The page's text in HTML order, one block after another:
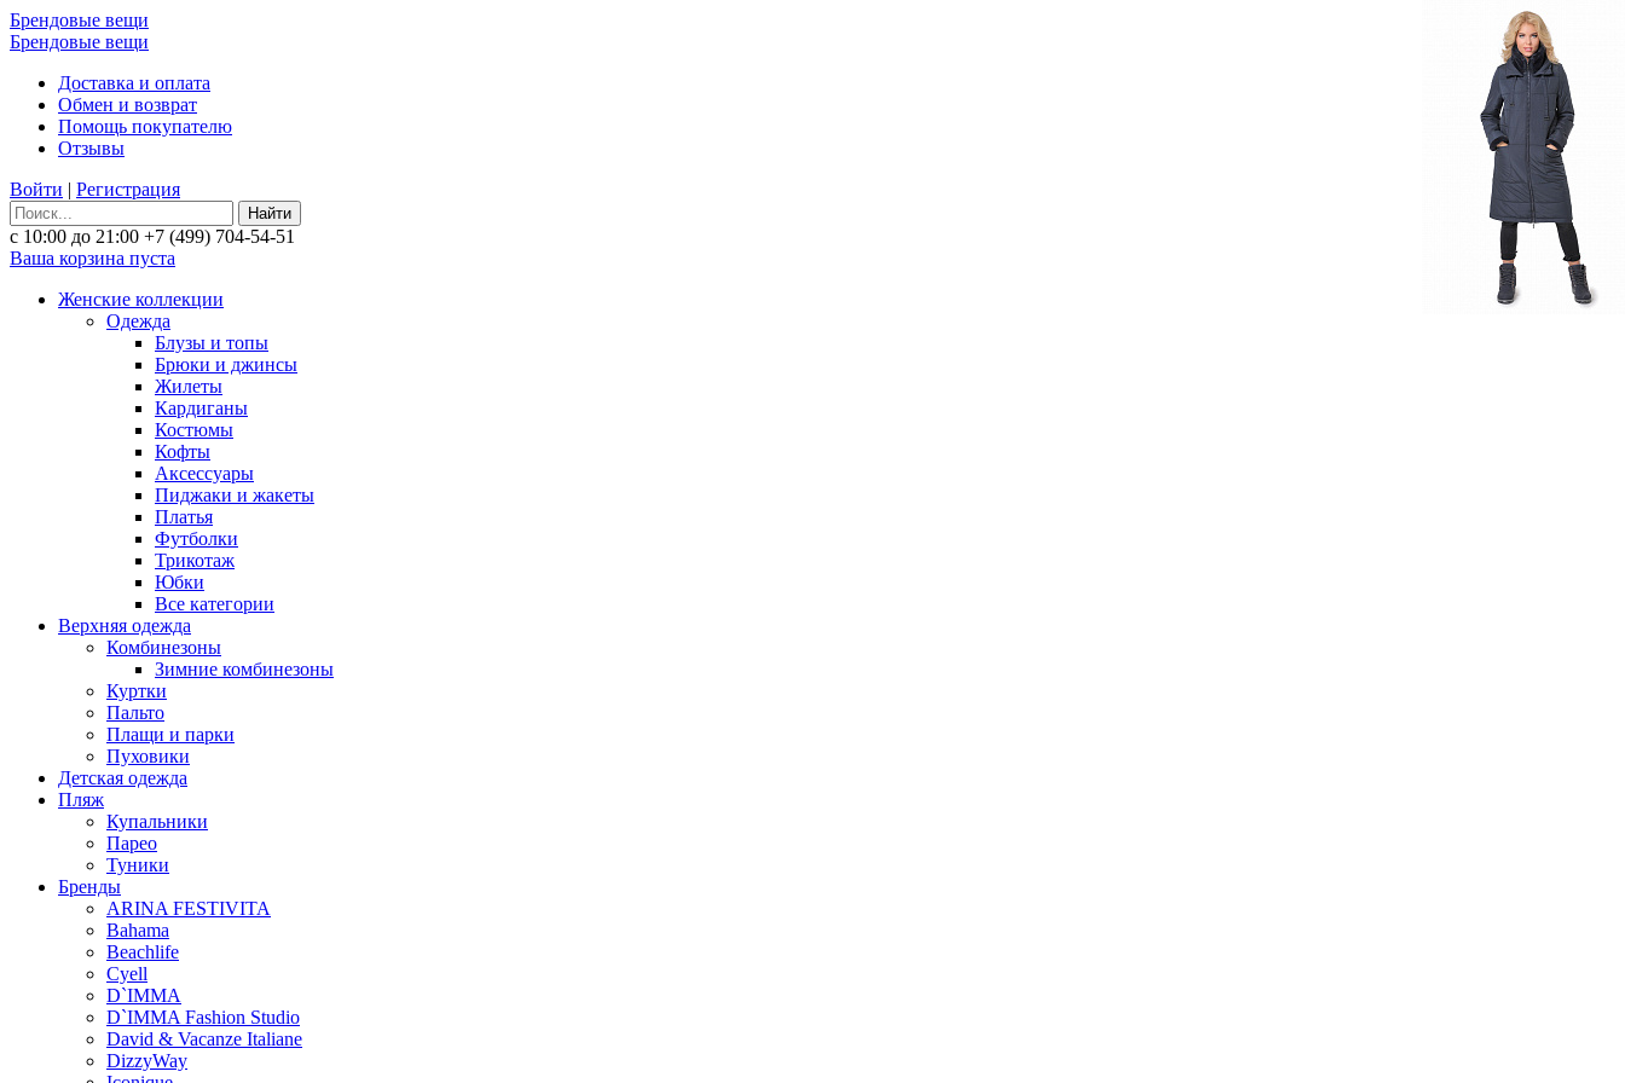
Брендовые вещи
Брендовые вещи
Доставка и оплата
Обмен и возврат
Помощь покупателю
Отзывы
Войти | Регистрация
Найти
с 10:00 до 21:00 +7 (499) 704-54-51
Ваша корзина пуста
Женские коллекции
Одежда
Блузы и топы
Брюки и джинсы
Жилеты
Кардиганы
Костюмы
Кофты
Аксессуары
Пиджаки и жакеты
Платья
Футболки
Трикотаж
Юбки
Все категории
Верхняя одежда
Комбинезоны
Зимние комбинезоны
Куртки
Пальто
Плащи и парки
Пуховики
Детская одежда
Пляж
Купальники
Парео
Туники
Бренды
ARINA FESTIVITA
Bahama
Beachlife
Cyell
D`IMMA
D`IMMA Fashion Studio
David & Vacanze Italiane
DizzyWay